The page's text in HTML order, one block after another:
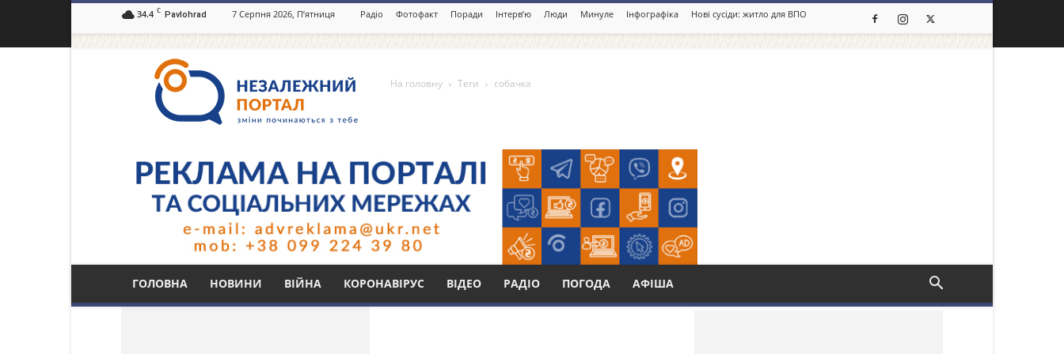
34.4 C Pavlohrad 7 Серпня 2026, П’ятниця Радіо Фотофакт Поради Інтерв’ю Люди Минуле Інфографіка Нові сусіди: житло для ВПО
портал
Павлоград.dp.ua
ГОЛОВНА НОВИНИ ВІЙНА КОРОНАВІРУС ВІДЕО РАДІО ПОГОДА АФІША
На головну Теги собачка
Тег: собачка